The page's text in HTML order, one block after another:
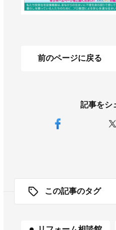
記事をシ
前のページに戻る
この記事のタグ